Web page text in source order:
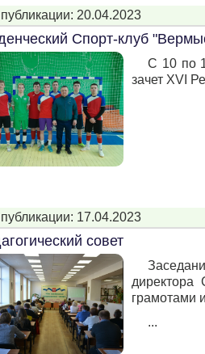
20.04.2023
Спорт-клуб
С 10 по
зачет XVI
17.04.2023
совет
директора
грамотами
...